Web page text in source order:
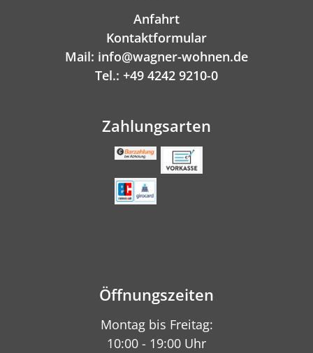
Anfahrt
Kontaktformular
Mail: info@wagner-wohnen.de
Tel.: +49 4242 9210-0
Zahlungsarten
Öffnungszeiten
Montag bis Freitag:
10:00 - 19:00 Uhr